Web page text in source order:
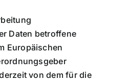
Daten betroffene
Europäischen
von dem für die